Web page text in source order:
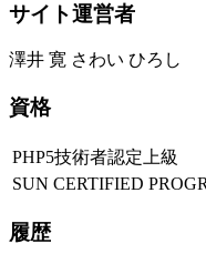
サイト運営者
澤井 寛 さわい ひろし
資格
PHP5技術者認定上級
SUN CERTIFIED
履歴